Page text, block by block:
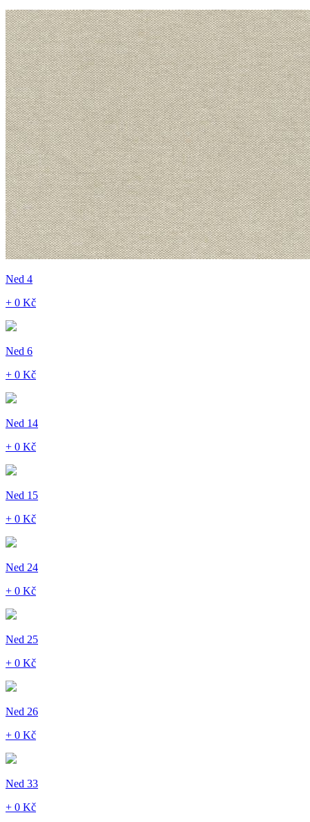
Ned 4
+ 0 Kč
Ned 6
+ 0 Kč
Ned 14
+ 0 Kč
Ned 15
+ 0 Kč
Ned 24
+ 0 Kč
Ned 25
+ 0 Kč
Ned 26
+ 0 Kč
Ned 33
+ 0 Kč